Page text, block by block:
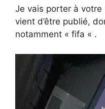
Je vais porter à votre
vient d’être publié,
notamment « fifa « .